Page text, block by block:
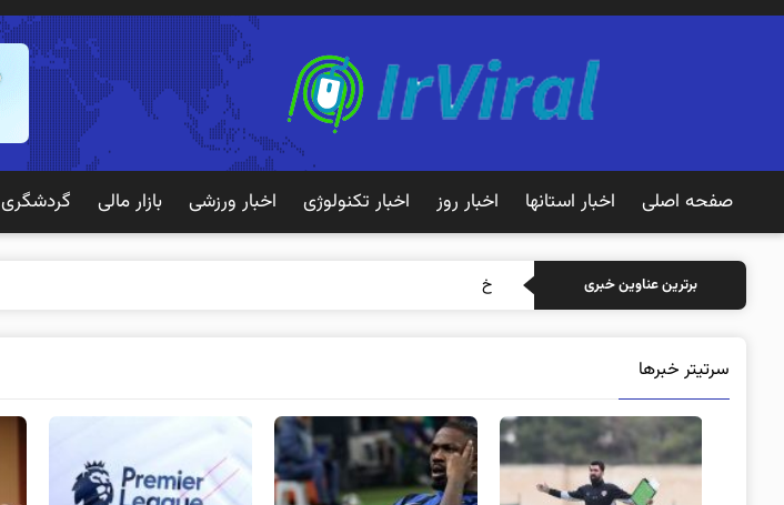
صفحه اصلی اخبار استانها اخبار روز اخبار تکنولوژی اخبار ورزشی بازار مالی گردشگری
برترین عناوین خبری خرید بیمه: سنتی یا آنلاین
سرتیتر خبرها